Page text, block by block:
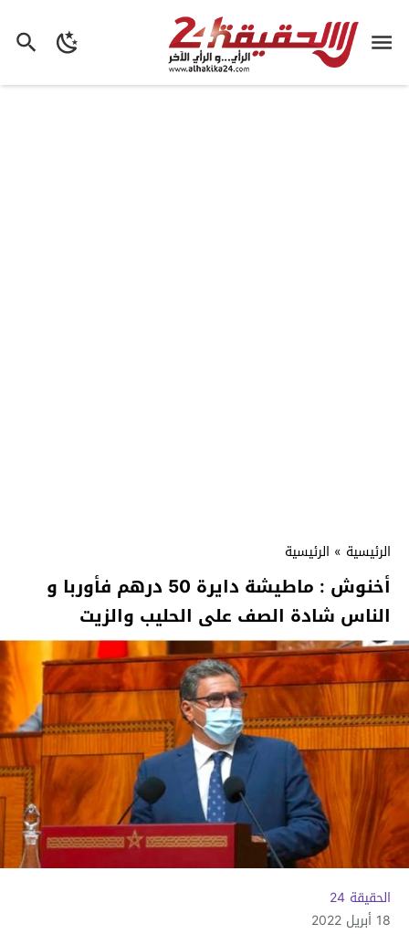
الرئيسية » الرئيسية
أخنوش : ماطيشة دايرة 50 درهم فأوربا و
الناس شادة الصف على الحليب والزيت
الحقيقة 24
18 أبريل 2022